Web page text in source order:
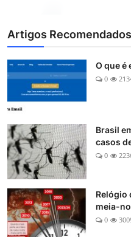
Artigos Recomendados
O que
0
Brasil
casos
0
Relógio
meia-
0